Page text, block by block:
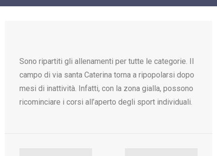
Il centro
Squadra
Record
Sono ripartiti gli allenamenti per tutte le categorie. Il
campo di via santa Caterina torna a ripopolarsi dopo
mesi di inattività. Infatti, con la zona gialla, possono
ricominciare i corsi all’aperto degli sport individuali.